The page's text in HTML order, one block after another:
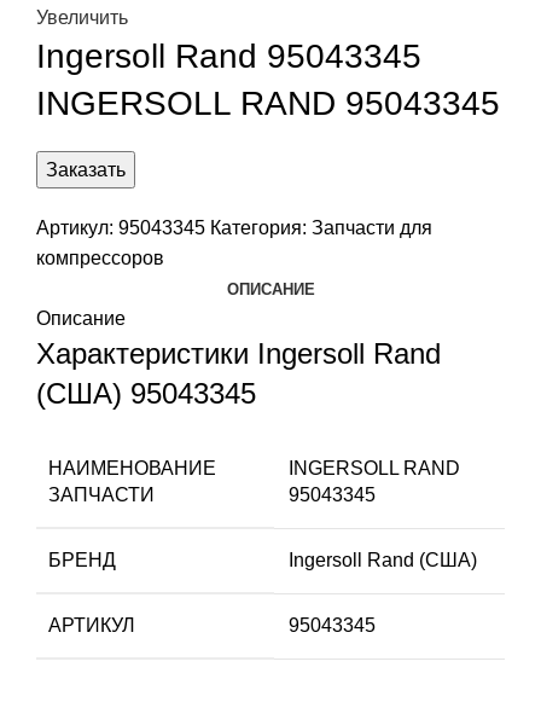
Увеличить
Ingersoll Rand 95043345
INGERSOLL RAND 95043345
Заказать
Артикул: 95043345 Категория: Запчасти для
компрессоров
ОПИСАНИЕ
Описание
Характеристики Ingersoll Rand
(США) 95043345
НАИМЕНОВАНИЕ
ЗАПЧАСТИ
INGERSOLL RAND
95043345
БРЕНД Ingersoll Rand (США)
АРТИКУЛ 95043345